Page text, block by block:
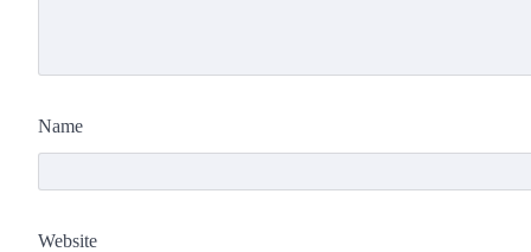
Name
Website